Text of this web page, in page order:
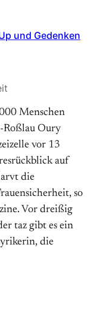
und Gedenken
Menschen
Roßlau Oury
vor 13
auf
die
so
Vor dreißig
taz gibt es ein
die